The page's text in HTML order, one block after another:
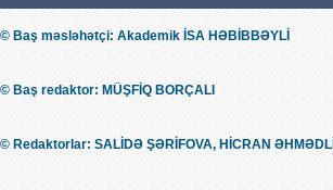
© Baş məsləhətçi: Akademik İSA HƏBİBBƏYLİ
© Baş redaktor: MÜŞFİQ BORÇALI
© Redaktorlar: SALİDƏ ŞƏRİFOVA, HİCRAN ƏHMƏDLİ